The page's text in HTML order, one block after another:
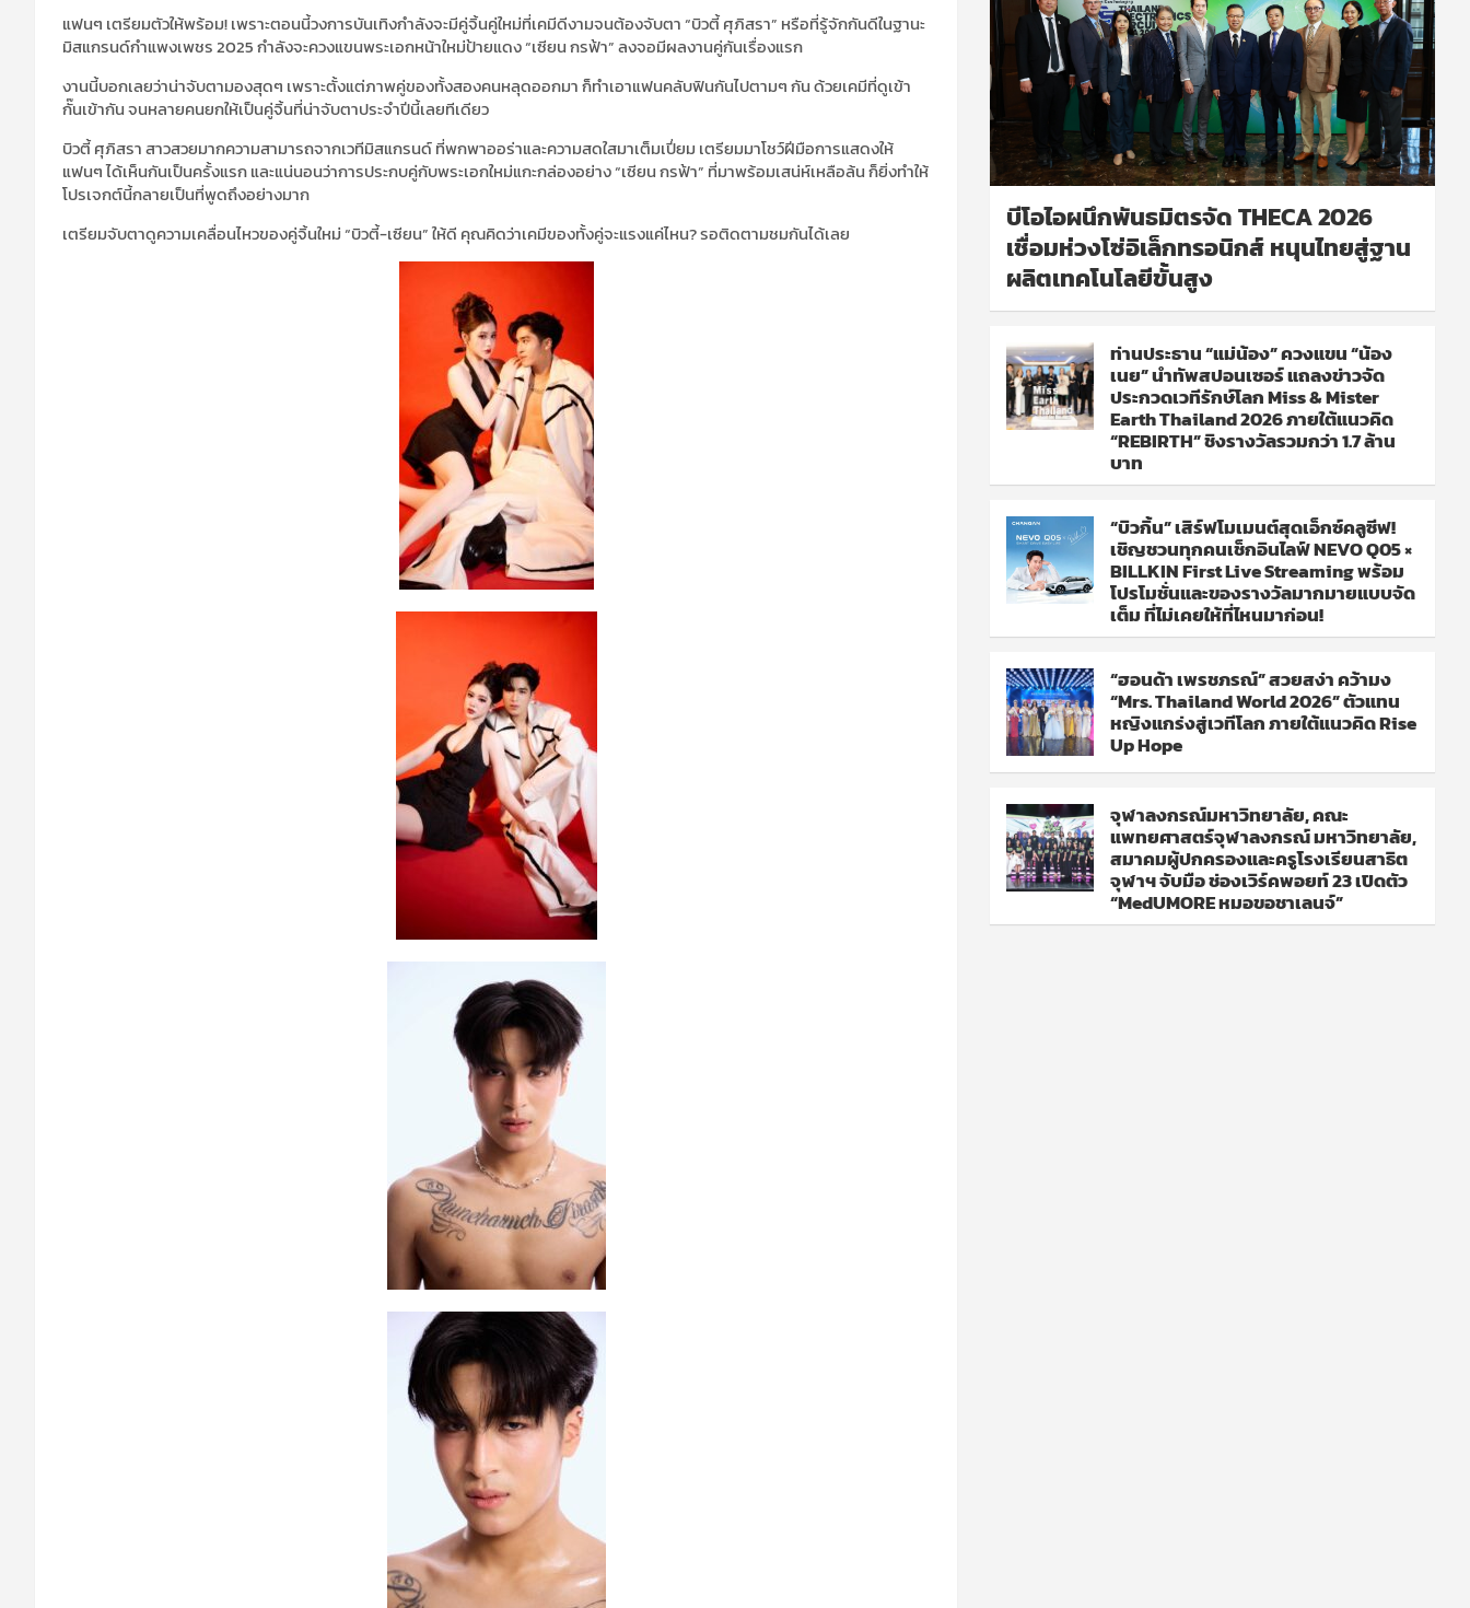
แฟนๆ เตรียมตัวให้พร้อม! เพราะตอนนี้วงการบันเทิงกำลังจะมีคู่จิ้นคู่ใหม่ที่เคมีดีงามจนต้องจับตา “บิวตี้ ศุภิสรา” หรือที่รู้จักกันดีในฐานะ
มิสแกรนด์กำแพงเพชร 2025 กำลังจะควงแขนพระเอกหน้าใหม่ป้ายแดง “เซียน กรฟ้า” ลงจอมีผลงานคู่กันเรื่องแรก
งานนี้บอกเลยว่าน่าจับตามองสุดๆ เพราะตั้งแต่ภาพคู่ของทั้งสองคนหลุดออกมา ก็ทำเอาแฟนคลับฟินกันไปตามๆ กัน ด้วยเคมีที่ดูเข้า
กั๊นเข้ากัน จนหลายคนยกให้เป็นคู่จิ้นที่น่าจับตาประจำปีนี้เลยทีเดียว
บิวตี้ ศุภิสรา สาวสวยมากความสามารถจากเวทีมิสแกรนด์ ที่พกพาออร่าและความสดใสมาเต็มเปี่ยม เตรียมมาโชว์ฝีมือการแสดงให้
แฟนๆ ได้เห็นกันเป็นครั้งแรก และแน่นอนว่าการประกบคู่กับพระเอกใหม่แกะกล่องอย่าง “เซียน กรฟ้า” ที่มาพร้อมเสน่ห์เหลือล้น ก็ยิ่งทำให้
โปรเจกต์นี้กลายเป็นที่พูดถึงอย่างมาก
เตรียมจับตาดูความเคลื่อนไหวของคู่จิ้นใหม่ “บิวตี้-เซียน” ให้ดี คุณคิดว่าเคมีของทั้งคู่จะแรงแค่ไหน? รอติดตามชมกันได้เลย
บีโอไอผนึกพันธมิตรจัด THECA 2026
เชื่อมห่วงโซ่อิเล็กทรอนิกส์ หนุนไทยสู่ฐาน
ผลิตเทคโนโลยีขั้นสูง
ท่านประธาน “แม่น้อง” ควงแขน “น้อง
เนย” นำทัพสปอนเซอร์ แถลงข่าวจัด
ประกวดเวทีรักษ์โลก Miss & Mister
Earth Thailand 2026 ภายใต้แนวคิด
“REBIRTH” ชิงรางวัลรวมกว่า 1.7 ล้าน
บาท
“บิวกิ้น” เสิร์ฟโมเมนต์สุดเอ็กซ์คลูซีฟ!
เชิญชวนทุกคนเช็กอินไลฟ์ NEVO Q05 ×
BILLKIN First Live Streaming พร้อม
โปรโมชั่นและของรางวัลมากมายแบบจัด
เต็ม ที่ไม่เคยให้ที่ไหนมาก่อน!
“ฮอนด้า เพรชภรณ์” สวยสง่า คว้ามง
“Mrs. Thailand World 2026” ตัวแทน
หญิงแกร่งสู่เวทีโลก ภายใต้แนวคิด Rise
Up Hope
จุฬาลงกรณ์มหาวิทยาลัย, คณะ
แพทยศาสตร์จุฬาลงกรณ์ มหาวิทยาลัย,
สมาคมผู้ปกครองและครูโรงเรียนสาธิต
จุฬาฯ จับมือ ช่องเวิร์คพอยท์ 23 เปิดตัว
“MedUMORE หมอขอชาเลนจ์”